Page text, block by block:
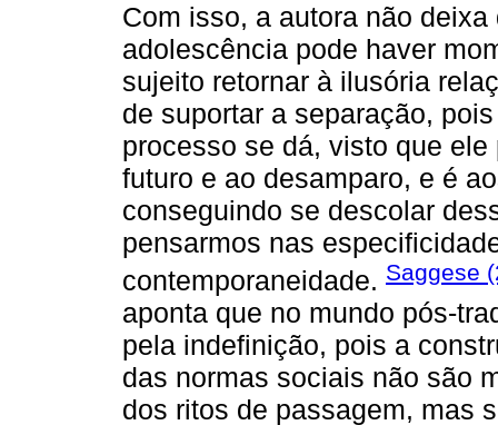
Com isso, a autora não
adolescência pode haver
sujeito retornar à ilusória
de suportar a separação,
processo se dá, visto que
futuro e ao desamparo, e é
conseguindo se descolar
pensarmos nas
contemporaneidade. Saggese
aponta que no mundo pós-
pela indefinição, pois a
das normas sociais não são
dos ritos de passagem, mas